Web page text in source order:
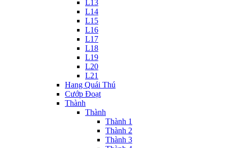
L13
L14
L15
L16
L17
L18
L19
L20
L21
Hang Quái Thú
Cướp Đoạt
Thành
Thành
Thành 1
Thành 2
Thành 3